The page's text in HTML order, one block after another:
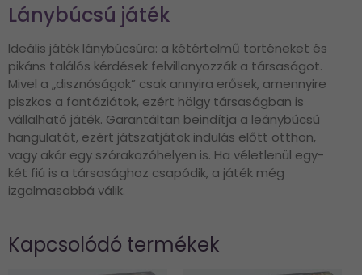
Lánybúcsú játék
Ideális játék lánybúcsúra: a kétértelmű történeket és
pikáns találós kérdések felvillanyozzák a társaságot.
Mivel a „disznóságok” csak annyira erősek, amennyire
piszkos a fantáziátok, ezért hölgy társaságban is
vállalható játék. Garantáltan beindítja a leánybúcsú
hangulatát, ezért játszatjátok indulás előtt otthon,
vagy akár egy szórakozóhelyen is. Ha véletlenül egy-
két fiú is a társasághoz csapódik, a játék még
izgalmasabbá válik.
Kapcsolódó termékek